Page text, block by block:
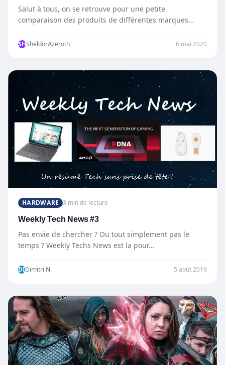
Salut à tous, on se retrouve pour une petite
comparaison des produits de différentes marques
SHSheldorAzeroth 6 mai 2020
HARDWARE 3 min de lecture
Weekly Tech News #3
Pas envie de chercher ? Ou tout simplement pas le
temps ? Weekly Techs News est la pour…
DIDimitri N 5 août 2019